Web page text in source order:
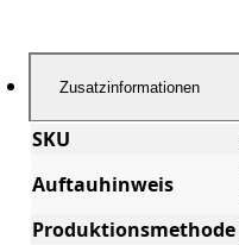
Zusatzinformationen
SKU
Auftauhinweis
Produktionsmethode